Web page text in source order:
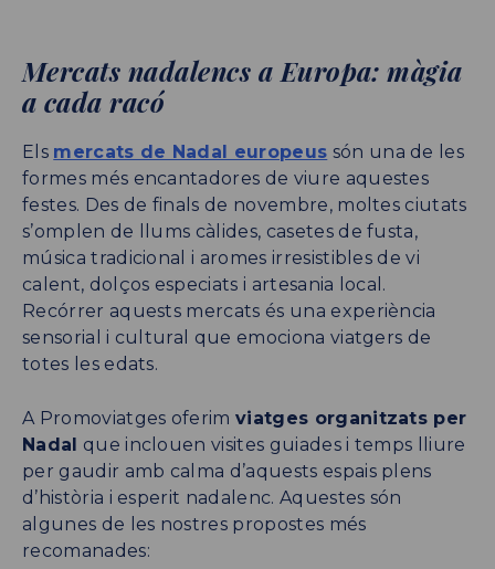
Mercats nadalencs a Europa: màgia
a cada racó
Els mercats de Nadal europeus són una de les
formes més encantadores de viure aquestes
festes. Des de finals de novembre, moltes ciutats
s’omplen de llums càlides, casetes de fusta,
música tradicional i aromes irresistibles de vi
calent, dolços especiats i artesania local.
Recórrer aquests mercats és una experiència
sensorial i cultural que emociona viatgers de
totes les edats.
A Promoviatges oferimviatges organitzats per
Nadal que inclouen visites guiades i temps lliure
per gaudir amb calma d’aquests espais plens
d’història i esperit nadalenc. Aquestes són
algunes de les nostres propostes més
recomanades: